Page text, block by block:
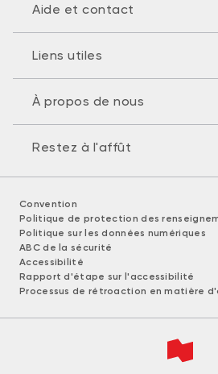
Aide et contact
Liens utiles
À propos de nous
Restez à l'affût
Convention
Politique de protection des
Politique sur les données numériques
ABC de la sécurité
Accessibilité
Rapport d'étape sur l'accessibilité
Processus de rétroaction en matière